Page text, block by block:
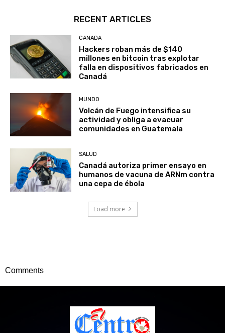
RECENT ARTICLES
CANADA
Hackers roban más de $140
millones en bitcoin tras explotar
falla en dispositivos fabricados en
Canadá
MUNDO
Volcán de Fuego intensifica su
actividad y obliga a evacuar
comunidades en Guatemala
SALUD
Canadá autoriza primer ensayo en
humanos de vacuna de ARNm contra
una cepa de ébola
Load more
Comments